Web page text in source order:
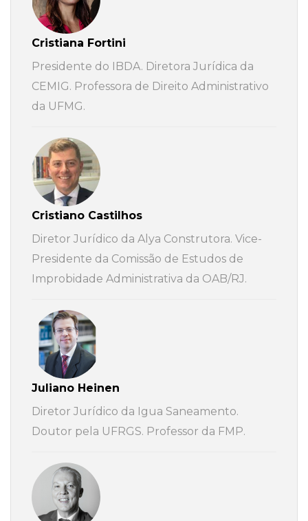
Cristiana Fortini
Presidente do IBDA. Diretora Jurídica da
CEMIG. Professora de Direito Administrativo
da UFMG.
Cristiano Castilhos
Diretor Jurídico da Alya Construtora. Vice-
Presidente da Comissão de Estudos de
Improbidade Administrativa da OAB/RJ.
Juliano Heinen
Diretor Jurídico da Igua Saneamento.
Doutor pela UFRGS. Professor da FMP.